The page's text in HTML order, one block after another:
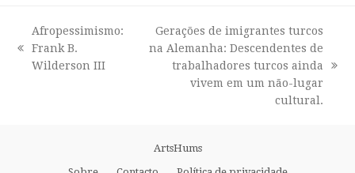
previous
post:
Afropessimismo:
Frank B.
Wilderson III
Gerações de imigrantes turcos
na Alemanha: Descendentes de
trabalhadores turcos ainda
vivem em um não-lugar
cultural.
ArtsHums